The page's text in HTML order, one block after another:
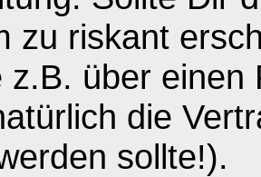
zu riskant
z.B. über einen
die
sollte!).